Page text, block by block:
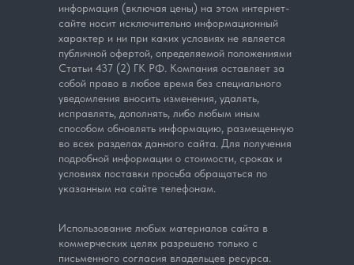
информация (включая цены) на этом интернет-
сайте носит исключительно информационный
характер и ни при каких условиях не является
публичной офертой, определяемой положениями
Статьи 437 (2) ГК РФ. Компания оставляет за
собой право в любое время без специального
уведомления вносить изменения, удалять,
исправлять, дополнять, либо любым иным
способом обновлять информацию, размещенную
во всех разделах данного сайта. Для получения
подробной информации о стоимости, сроках и
условиях поставки просьба обращаться по
указанным на сайте телефонам.
Использование любых материалов сайта в
коммерческих целях разрешено только с
письменного согласия владельцев ресурса.